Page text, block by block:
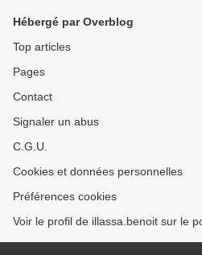
Hébergé par Overblog
Top articles
Pages
Contact
Signaler un abus
C.G.U.
Cookies et données personnelles
Préférences cookies
Voir le profil de illassa.benoit sur le